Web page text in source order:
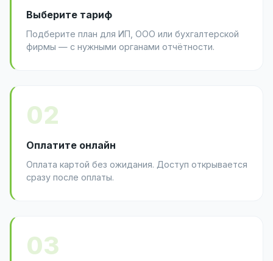
Выберите тариф
Подберите план для ИП, ООО или бухгалтерской
фирмы — с нужными органами отчётности.
02
Оплатите онлайн
Оплата картой без ожидания. Доступ открывается
сразу после оплаты.
03